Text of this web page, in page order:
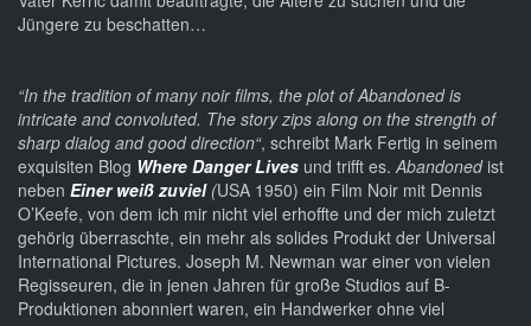
Jüngere zu beschatten…
“In the tradition of many noir films, the plot of Abandoned is
intricate and convoluted. The story zips along on the strength of
sharp dialog and good direction“, schreibt Mark Fertig in seinem
exquisiten Blog Where Danger Lives und trifft es.Abandonedist
neben Einer weiß zuviel(USA 1950) ein Film Noir mit Dennis
O’Keefe, von dem ich mir nicht viel erhoffte und der mich zuletzt
gehörig überraschte, ein mehr als solides Produkt der Universal
International Pictures. Joseph M. Newman war einer von vielen
Regisseuren, die in jenen Jahren für große Studios auf B-
Produktionen abonniert waren, ein Handwerker ohne viel